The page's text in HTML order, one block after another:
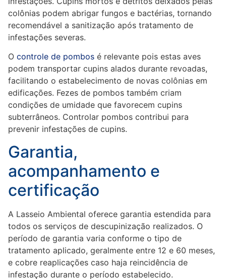
colônias podem abrigar fungos e bactérias, tornando
recomendável a sanitização após tratamento de
infestações severas.
O controle de pombos é relevante pois estas aves
podem transportar cupins alados durante revoadas,
facilitando o estabelecimento de novas colônias em
edificações. Fezes de pombos também criam
condições de umidade que favorecem cupins
subterrâneos. Controlar pombos contribui para
prevenir infestações de cupins.
Garantia,
acompanhamento e
certificação
A Lasseio Ambiental oferece garantia estendida para
todos os serviços de descupinização realizados. O
período de garantia varia conforme o tipo de
tratamento aplicado, geralmente entre 12 e 60 meses,
e cobre reaplicações caso haja reincidência de
infestação durante o período estabelecido.